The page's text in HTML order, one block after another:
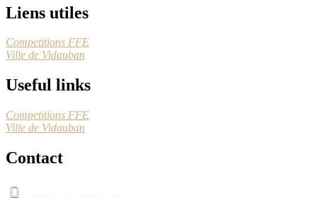
Liens utiles
Competitions FFE
Ville de Vidauban
Useful links
Competitions FFE
Ville de Vidauban
Contact